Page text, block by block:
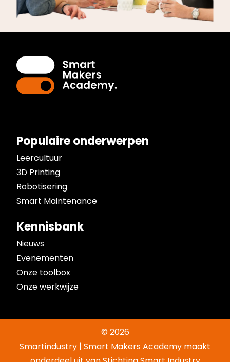
Populaire onderwerpen
Leercultuur
3D Printing
Robotisering
Smart Maintenance
Kennisbank
Nieuws
Evenementen
Onze toolbox
Onze werkwijze
© 2026
Smartindustry | Smart Makers Academy maakt